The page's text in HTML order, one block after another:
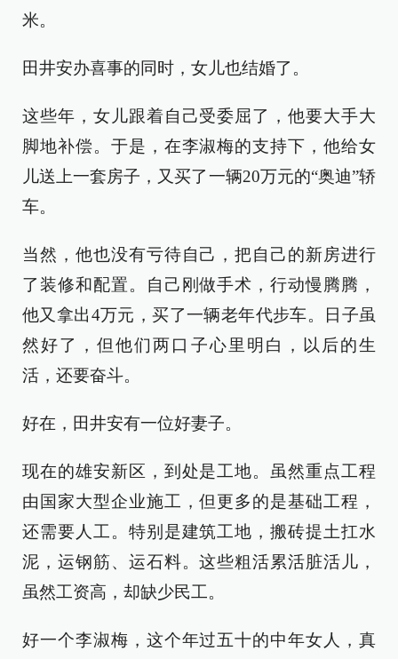
米。
田井安办喜事的同时，女儿也结婚了。
这些年，女儿跟着自己受委屈了，他要大手大
脚地补偿。于是，在李淑梅的支持下，他给女
儿送上一套房子，又买了一辆20万元的“奥迪”轿
车。
当然，他也没有亏待自己，把自己的新房进行
了装修和配置。自己刚做手术，行动慢腾腾，
他又拿出4万元，买了一辆老年代步车。日子虽
然好了，但他们两口子心里明白，以后的生
活，还要奋斗。
好在，田井安有一位好妻子。
现在的雄安新区，到处是工地。虽然重点工程
由国家大型企业施工，但更多的是基础工程，
还需要人工。特别是建筑工地，搬砖提土扛水
泥，运钢筋、运石料。这些粗活累活脏活儿，
虽然工资高，却缺少民工。
好一个李淑梅，这个年过五十的中年女人，真